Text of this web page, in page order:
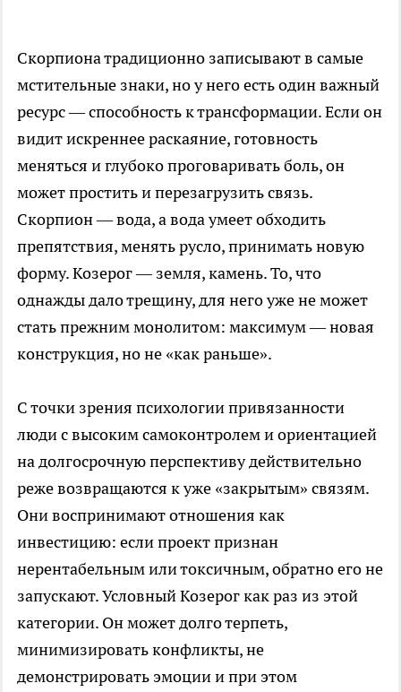
Скорпиона традиционно записывают в самые
мстительные знаки, но у него есть один важный
ресурс — способность к трансформации. Если он
видит искреннее раскаяние, готовность
меняться и глубоко проговаривать боль, он
может простить и перезагрузить связь.
Скорпион — вода, а вода умеет обходить
препятствия, менять русло, принимать новую
форму. Козерог — земля, камень. То, что
однажды дало трещину, для него уже не может
стать прежним монолитом: максимум — новая
конструкция, но не «как раньше».
С точки зрения психологии привязанности
люди с высоким самоконтролем и ориентацией
на долгосрочную перспективу действительно
реже возвращаются к уже «закрытым» связям.
Они воспринимают отношения как
инвестицию: если проект признан
нерентабельным или токсичным, обратно его не
запускают. Условный Козерог как раз из этой
категории. Он может долго терпеть,
минимизировать конфликты, не
демонстрировать эмоции и при этом